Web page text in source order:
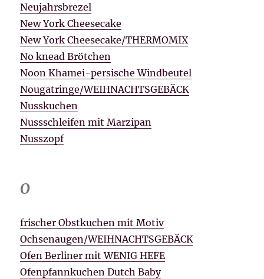
Neujahrsbrezel
New York Cheesecake
New York Cheesecake/THERMOMIX
No knead Brötchen
Noon Khamei-persische Windbeutel
Nougatringe/WEIHNACHTSGEBÄCK
Nusskuchen
Nussschleifen mit Marzipan
Nusszopf
O
frischer Obstkuchen mit Motiv
Ochsenaugen/WEIHNACHTSGEBÄCK
Ofen Berliner mit WENIG HEFE
Ofenpfannkuchen Dutch Baby